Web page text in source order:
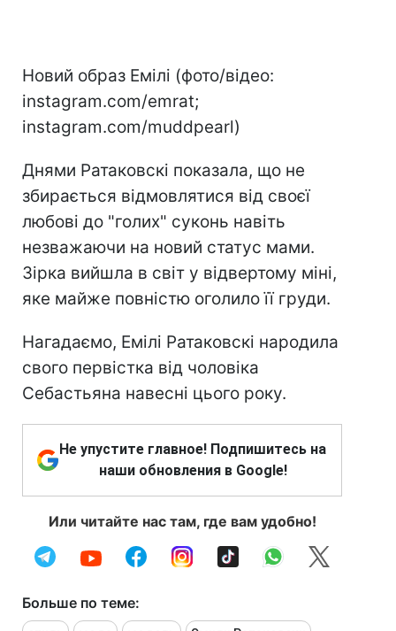
Новий образ Емілі (фото/відео:
instagram.com/emrat;
instagram.com/muddpearl)
Днями Ратаковскі показала, що не
збирається відмовлятися від своєї
любові до "голих" суконь навіть
незважаючи на новий статус мами.
Зірка вийшла в світ у відвертому міні,
яке майже повністю оголило її груди.
Нагадаємо, Емілі Ратаковскі народила
свого первістка від чоловіка
Себастьяна навесні цього року.
Не упустите главное! Подпишитесь на
наши обновления в Google!
Или читайте нас там, где вам удобно!
Больше по теме: